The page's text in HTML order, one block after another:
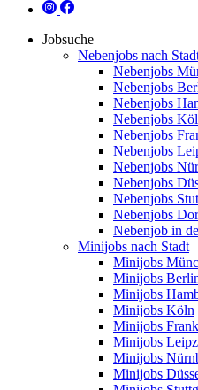
Jobsuche
Nebenjobs nach
Nebenjobs
Nebenjobs
Nebenjobs
Nebenjobs
Nebenjobs
Nebenjobs
Nebenjobs
Nebenjobs
Nebenjobs
Nebenjobs
Nebenjob in
Minijobs nach Stadt
Minijobs
Minijobs
Minijobs
Minijobs Köln
Minijobs
Minijobs
Minijobs
Minijobs